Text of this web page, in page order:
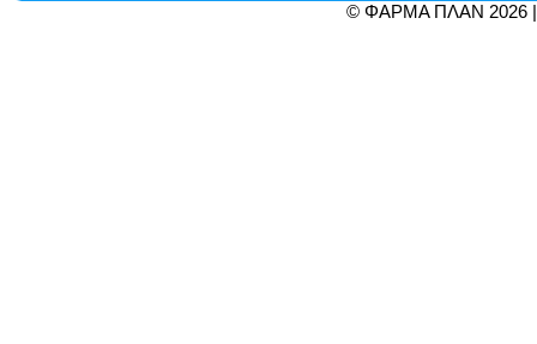
© ΦΑΡΜΑ ΠΛΑΝ 2026